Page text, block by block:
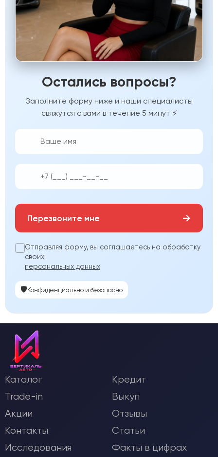
Остались вопросы?
Заполните форму ниже и наши специалисты
свяжутся с вами в течение 5 минут ⚡
Перезвоните мне →
Отправляя форму, вы соглашаетесь на обработку
своих
персональных данных
🛡️Конфиденциально и безопасно
Каталог
Кредит
Trade-in
Выкуп
Акции
Отзывы
Контакты
Статьи
Исследования
Факты в цифрах